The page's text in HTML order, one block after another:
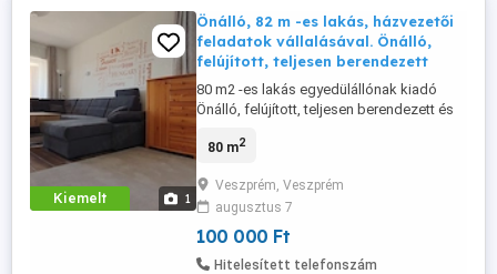
Kiemelt 1
Önálló, 82 m -es lakás, házvezetői
feladatok vállalásával. Önálló,
felújított, teljesen berendezett
80 m2 -es lakás egyedülállónak kiadó
Önálló, felújított, teljesen berendezett és
kiadó. A lakrész két szobából, nappaliból,
egy 34 m -es terasz is tartozik hozzá.
Jelentkezésétt rövid bemutatkozással
várom.
80 m2
Veszprém, Veszprém
augusztus 7
100 000 Ft
Hitelesített telefonszám